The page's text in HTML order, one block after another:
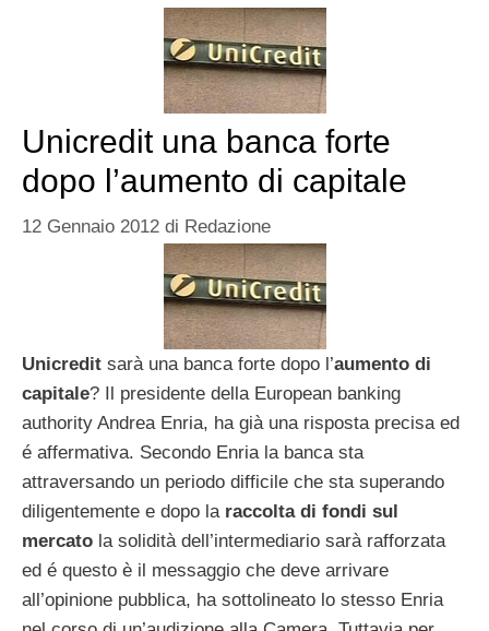
Unicredit una banca forte
dopo l’aumento di capitale
12 Gennaio 2012 di Redazione
Unicredit sarà una banca forte dopo l’aumento di
capitale? Il presidente della European banking
authority Andrea Enria, ha già una risposta precisa ed
é affermativa. Secondo Enria la banca sta
attraversando un periodo difficile che sta superando
diligentemente e dopo la raccolta di fondi sul
mercato la solidità dell’intermediario sarà rafforzata
ed é questo è il messaggio che deve arrivare
all’opinione pubblica, ha sottolineato lo stesso Enria